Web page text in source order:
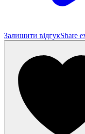
Залишити відгукShare